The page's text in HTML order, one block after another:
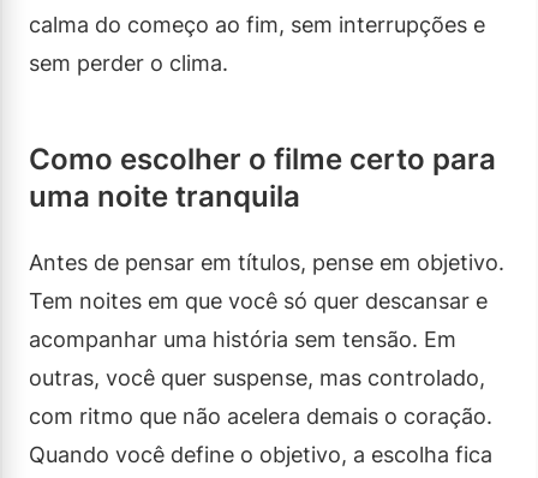
calma do começo ao fim, sem interrupções e
sem perder o clima.
Como escolher o filme certo para
uma noite tranquila
Antes de pensar em títulos, pense em objetivo.
Tem noites em que você só quer descansar e
acompanhar uma história sem tensão. Em
outras, você quer suspense, mas controlado,
com ritmo que não acelera demais o coração.
Quando você define o objetivo, a escolha fica